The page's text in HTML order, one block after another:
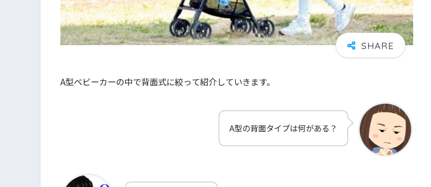
A型ベビーカーの中で背面式に絞って紹介していきます。
A型の背面タイプは何がある？